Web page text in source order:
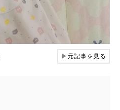
▶元記事を見る